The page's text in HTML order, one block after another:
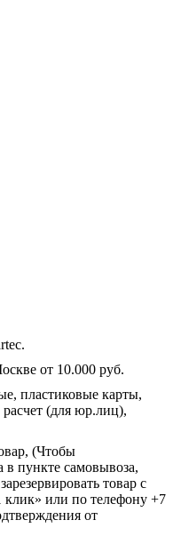
от 10.000 руб.
пластиковые карты,
(для юр.лиц),
(Чтобы
в пункте самовывоза,
товар с
или по телефону +7
от